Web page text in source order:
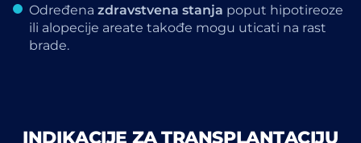
Određena zdravstvena stanja poput hipotireoze
ili alopecije areate takođe mogu uticati na rast
brade.
INDIKACIJE ZA TRANSPLANTACIJU